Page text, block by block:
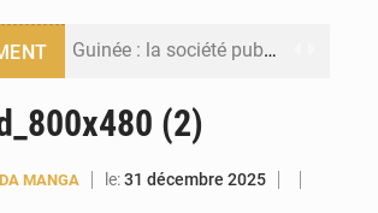
Guinée : la société publique Nimba Mining Company signe sa première convention minière
(2)
MANGA le:31 décembre 2025